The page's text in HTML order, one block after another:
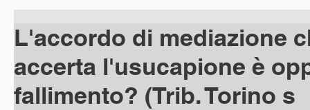
L'accordo di mediazione
accerta l'usucapione è
fallimento? (Trib. Torino s